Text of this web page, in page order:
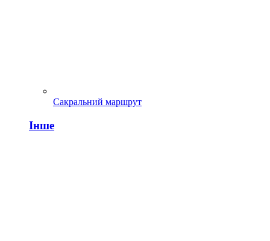
Сакральний маршрут
Інше